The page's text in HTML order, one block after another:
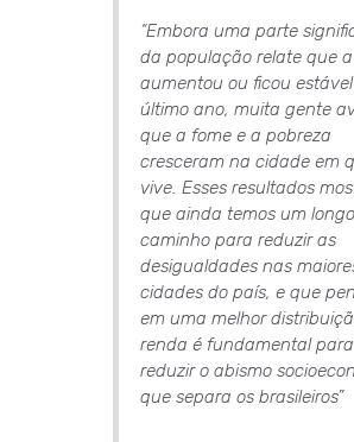
“Embora uma parte
da população relate que
aumentou ou ficou
último ano, muita gente
que a fome e a pobreza
cresceram na cidade em
vive. Esses resultados
que ainda temos um longo
caminho para reduzir as
desigualdades nas
cidades do país, e que
em uma melhor
renda é fundamental para
reduzir o abismo
que separa os brasileiros”